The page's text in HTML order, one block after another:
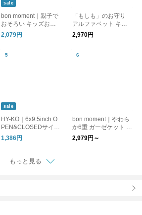
sale
bon moment｜親子で
おそろい キッズお食
事クッション 高さ調
節 キッズクッション
2,079円
「もしも」のお守り
アルファベット キー
リング ／ effe
2,970円
sale
HY-KO｜6x9.5inch O
PEN&CLOSEDサイ
ン/サインプレート 店
舗
1,386円
bon moment｜やわら
か6重 ガーゼケット リ
バーシブル 綿100%
／ 夏寝具 肌掛け
2,979円～
もっと見る